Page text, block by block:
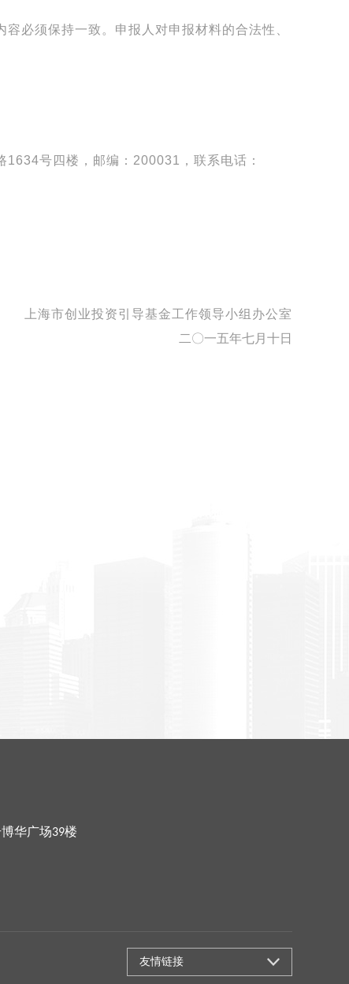
必须保持一致。申报人对申报材料的合法性、
1634号四楼，邮编： 200031
，联系电话：
上海市创业投资引导基金工作领导小组办公室
二〇一五年七月十日
华广场39楼